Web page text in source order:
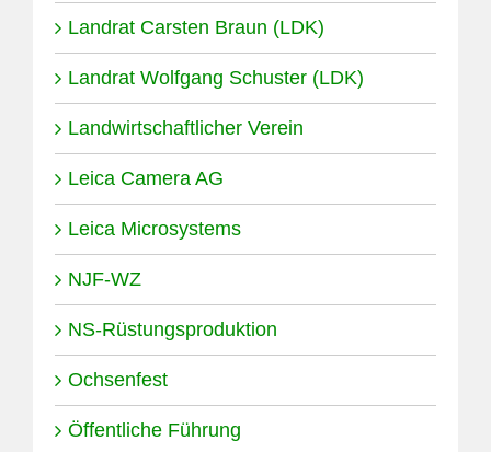
Landrat Carsten Braun (LDK)
Landrat Wolfgang Schuster (LDK)
Landwirtschaftlicher Verein
Leica Camera AG
Leica Microsystems
NJF-WZ
NS-Rüstungsproduktion
Ochsenfest
Öffentliche Führung